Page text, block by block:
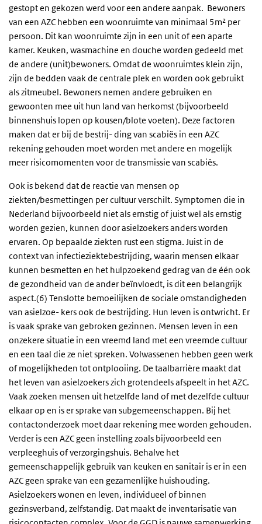
gestopt en gekozen werd voor een andere aanpak. Bewoners
van een AZC hebben een woonruimte van minimaal 5m² per
persoon. Dit kan woonruimte zijn in een unit of een aparte
kamer. Keuken, wasmachine en douche worden gedeeld met
de andere (unit)bewoners. Omdat de woonruimtes klein zijn,
zijn de bedden vaak de centrale plek en worden ook gebruikt
als zitmeubel. Bewoners nemen andere gebruiken en
gewoonten mee uit hun land van herkomst (bijvoorbeeld
binnenshuis lopen op kousen/blote voeten). Deze factoren
maken dat er bij de bestrij- ding van scabiës in een AZC
rekening gehouden moet worden met andere en mogelijk
meer risicomomenten voor de transmissie van scabiës.
Ook is bekend dat de reactie van mensen op
ziekten/besmettingen per cultuur verschilt. Symptomen die in
Nederland bijvoorbeeld niet als ernstig of juist wel als ernstig
worden gezien, kunnen door asielzoekers anders worden
ervaren. Op bepaalde ziekten rust een stigma. Juist in de
context van infectieziektebestrijding, waarin mensen elkaar
kunnen besmetten en het hulpzoekend gedrag van de één ook
de gezondheid van de ander beïnvloedt, is dit een belangrijk
aspect.(6) Tenslotte bemoeilijken de sociale omstandigheden
van asielzoe- kers ook de bestrijding. Hun leven is ontwricht. Er
is vaak sprake van gebroken gezinnen. Mensen leven in een
onzekere situatie in een vreemd land met een vreemde cultuur
en een taal die ze niet spreken. Volwassenen hebben geen werk
of mogelijkheden tot ontplooiing. De taalbarrière maakt dat
het leven van asielzoekers zich grotendeels afspeelt in het AZC.
Vaak zoeken mensen uit hetzelfde land of met dezelfde cultuur
elkaar op en is er sprake van subgemeenschappen. Bij het
contactonderzoek moet daar rekening mee worden gehouden.
Verder is een AZC geen instelling zoals bijvoorbeeld een
verpleeghuis of verzorgingshuis. Behalve het
gemeenschappelijk gebruik van keuken en sanitair is er in een
AZC geen sprake van een gezamenlijke huishouding.
Asielzoekers wonen en leven, individueel of binnen
gezinsverband, zelfstandig. Dat maakt de inventarisatie van